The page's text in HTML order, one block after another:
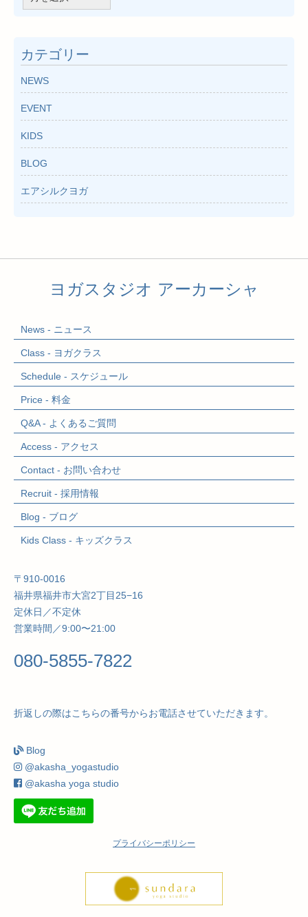
ー
ブ
カテゴリー
NEWS
EVENT
KIDS
BLOG
エアシルクヨガ
ヨガスタジオ アーカーシャ
News - ニュース
Class - ヨガクラス
Schedule - スケジュール
Price - 料金
Q&A - よくあるご質問
Access - アクセス
Contact - お問い合わせ
Recruit - 採用情報
Blog - ブログ
Kids Class - キッズクラス
〒910-0016
福井県福井市大宮2丁目25−16
定休日／不定休
営業時間／9:00〜21:00
080-5855-7822
折返しの際はこちらの番号からお電話させていただきます。
Blog
@akasha_yogastudio
@akasha yoga studio
プライバシーポリシー